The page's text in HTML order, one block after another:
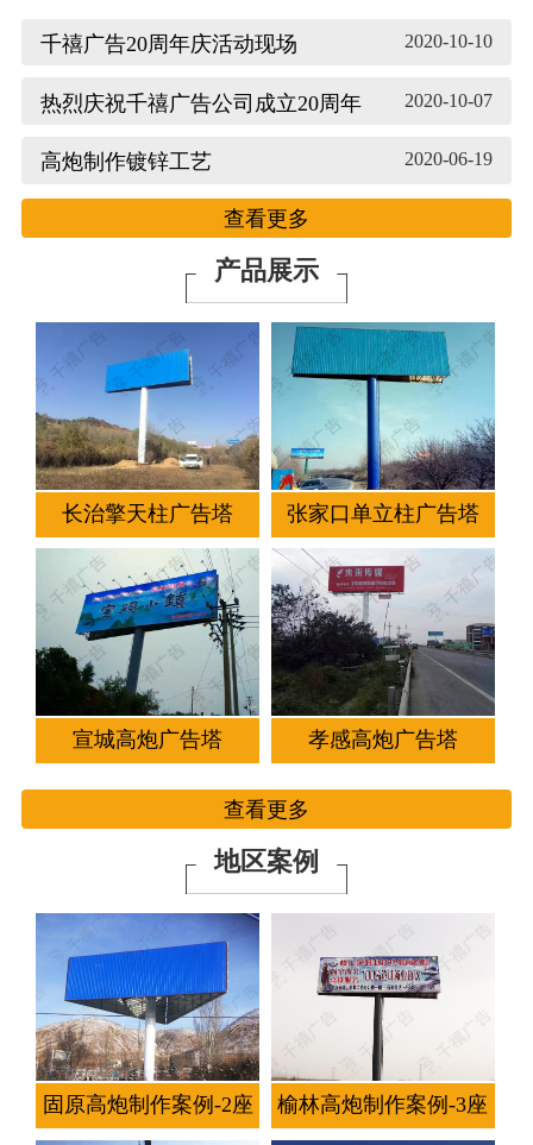
千禧广告20周年庆活动现场 2020-10-10
热烈庆祝千禧广告公司成立20周年 2020-10-07
高炮制作镀锌工艺 2020-06-19
查看更多
产品展示
长治擎天柱广告塔 张家口单立柱广告塔
宣城高炮广告塔 孝感高炮广告塔
查看更多
地区案例
固原高炮制作案例-2座 榆林高炮制作案例-3座